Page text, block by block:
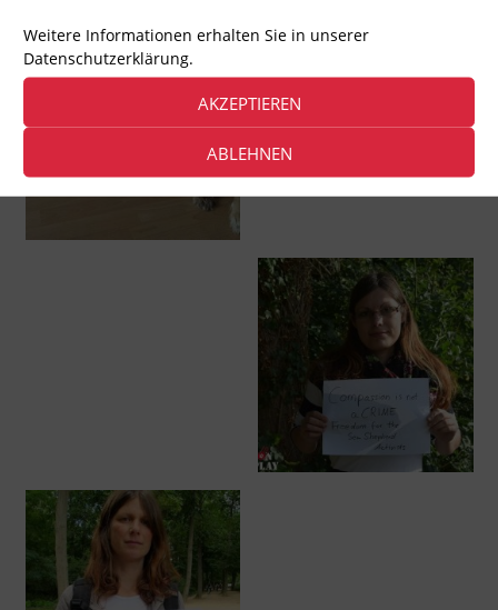
Weitere Informationen erhalten Sie in unserer
Datenschutzerklärung.
AKZEPTIEREN
ABLEHNEN